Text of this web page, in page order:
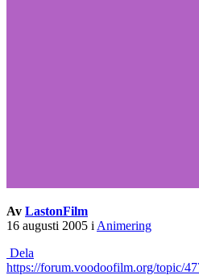
Av LastonFilm
16 augusti 2005 i Animering
Dela
https://forum.voodoofilm.org/topic/